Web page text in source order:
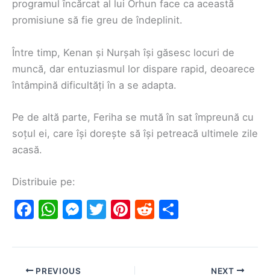
programul încărcat al lui Orhun face ca această
promisiune să fie greu de îndeplinit.
Între timp, Kenan și Nurșah își găsesc locuri de
muncă, dar entuziasmul lor dispare rapid, deoarece
întâmpină dificultăți în a se adapta.
Pe de altă parte, Feriha se mută în sat împreună cu
soțul ei, care își dorește să își petreacă ultimele zile
acasă.
Distribuie pe:
F
c
e
W
at
s
M
s
T
itt
Pi
er
e
R
d ar
PREVIOUS NEXT